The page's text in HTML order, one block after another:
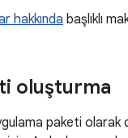
hakkında başlıklı
oluşturma
paketi olarak